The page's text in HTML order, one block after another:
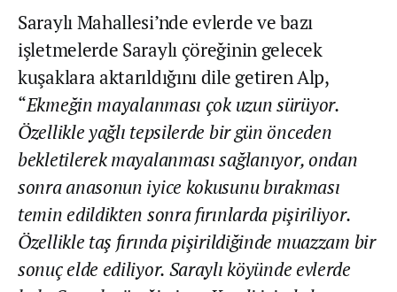
Saraylı Mahallesi’nde evlerde ve bazı
işletmelerde Saraylı çöreğinin gelecek
kuşaklara aktarıldığını dile getiren Alp,
“Ekmeğin mayalanması çok uzun sürüyor.
Özellikle yağlı tepsilerde bir gün önceden
bekletilerek mayalanması sağlanıyor, ondan
sonra anasonun iyice kokusunu bırakması
temin edildikten sonra fırınlarda pişiriliyor.
Özellikle taş fırında pişirildiğinde muazzam bir
sonuç elde ediliyor. Saraylı köyünde evlerde